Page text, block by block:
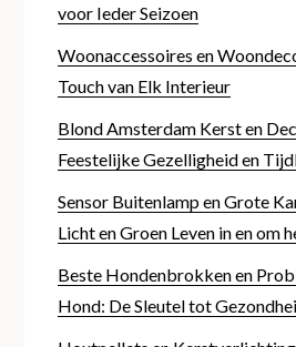
voor Ieder Seizoen
Woonaccessoires en
Touch van Elk Interieur
Blond Amsterdam Kerst en
Feestelijke Gezelligheid en
Sensor Buitenlamp en Grote
Licht en Groen Leven in en om
Beste Hondenbrokken en
Hond: De Sleutel tot